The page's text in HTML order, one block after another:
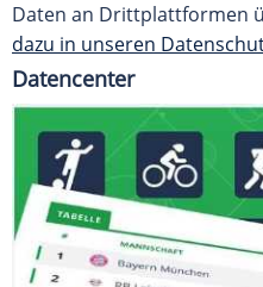
Daten an Drittplattformen
dazu in unseren
Datencenter